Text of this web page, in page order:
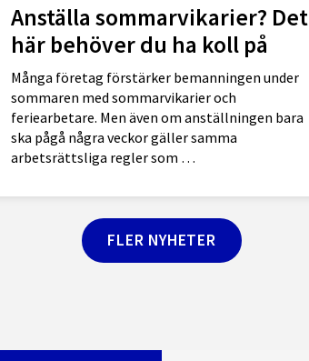
Anställa sommarvikarier? Det
här behöver du ha koll på
Många företag förstärker bemanningen under
sommaren med sommarvikarier och
feriearbetare. Men även om anställningen bara
ska pågå några veckor gäller samma
arbetsrättsliga regler som …
FLER NYHETER